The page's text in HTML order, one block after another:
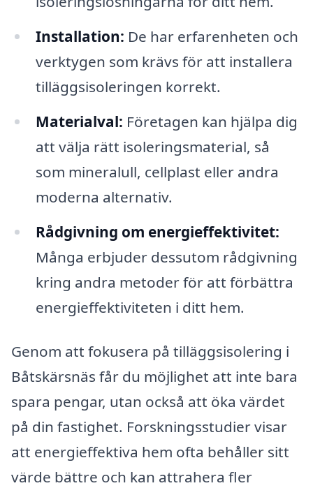
Installation: De har erfarenheten och
verktygen som krävs för att installera
tilläggsisoleringen korrekt.
Materialval: Företagen kan hjälpa dig
att välja rätt isoleringsmaterial, så
som mineralull, cellplast eller andra
moderna alternativ.
Rådgivning om energieffektivitet:
Många erbjuder dessutom rådgivning
kring andra metoder för att förbättra
energieffektiviteten i ditt hem.
Genom att fokusera på tilläggsisolering i
Båtskärsnäs får du möjlighet att inte bara
spara pengar, utan också att öka värdet
på din fastighet. Forskningsstudier visar
att energieffektiva hem ofta behåller sitt
värde bättre och kan attrahera fler